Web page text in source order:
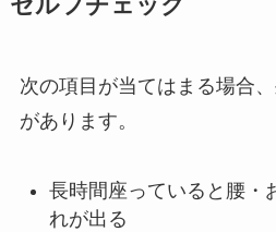
次の項目が当てはまる場合
があります。
長時間座っていると腰・
れが出る